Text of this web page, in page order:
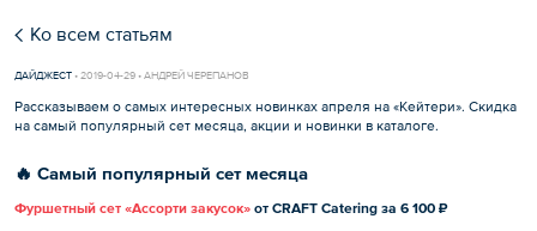
Ко всем статьям
ДАЙДЖЕСТ • 2019-04-29 • АНДРЕЙ ЧЕРЕПАНОВ
Рассказываем о самых интересных новинках апреля на «Кейтери». Скидка
на самый популярный сет месяца, акции и новинки в каталоге.
🔥 Самый популярный сет месяца
Фуршетный сет «Ассорти закусок» от CRAFT Catering за 6 100 ₽